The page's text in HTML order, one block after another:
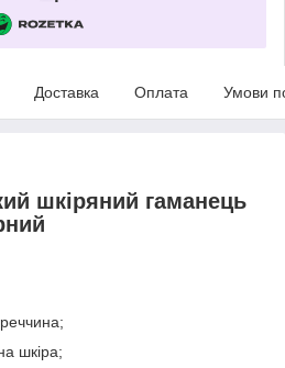
Доставка Оплата Умови
шкіряний гаманець
шкіра;